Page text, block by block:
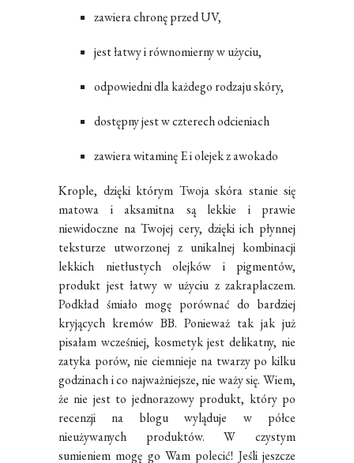
zawiera chronę przed UV,
jest łatwy i równomierny w użyciu,
odpowiedni dla każdego rodzaju skóry,
dostępny jest w czterech odcieniach
zawiera witaminę E i olejek z awokado
Krople, dzięki którym Twoja skóra stanie się
matowa i aksamitna są lekkie i prawie
niewidoczne na Twojej cery, dzięki ich płynnej
teksturze utworzonej z unikalnej kombinacji
lekkich nietłustych olejków i pigmentów,
produkt jest łatwy w użyciu z zakraplaczem.
Podkład śmiało mogę porównać do bardziej
kryjących kremów BB. Ponieważ tak jak już
pisałam wcześniej, kosmetyk jest delikatny, nie
zatyka porów, nie ciemnieje na twarzy po kilku
godzinach i co najważniejsze, nie waży się. Wiem,
że nie jest to jednorazowy produkt, który po
recenzji na blogu wyląduje w półce
nieużywanych produktów. W czystym
sumieniem mogę go Wam polecić! Jeśli jeszcze